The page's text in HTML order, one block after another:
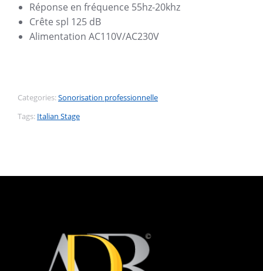
Réponse en fréquence 55hz-20khz
Crête spl 125 dB
Alimentation AC110V/AC230V
Categories:Sonorisation professionnelle
Tags: Italian Stage